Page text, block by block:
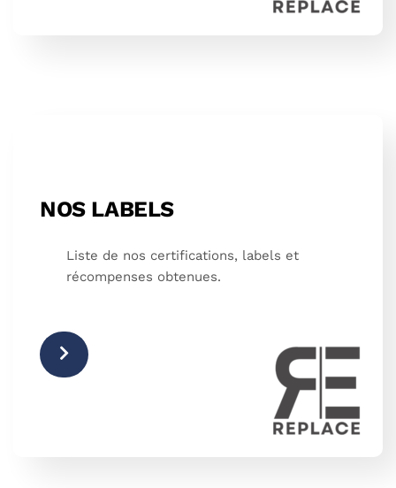
NOS LABELS
Liste de nos certifications, labels et
récompenses obtenues.